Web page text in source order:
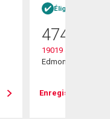
Éligible Louer
474 900
19019 49 Avenue
Edmonton, AB
Enregistrer